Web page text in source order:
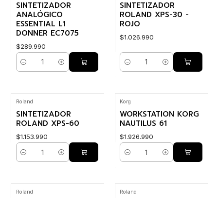
SINTETIZADOR
ANALÓGICO
ESSENTIAL L1
DONNER EC7075
$289.990
Cantidad
SINTETIZADOR
ROLAND XPS-30 -
ROJO
$1.026.990
Cantidad
Roland
SINTETIZADOR
ROLAND XPS-60
$1.153.990
Cantidad
Korg
WORKSTATION KORG
NAUTILUS 61
$1.926.990
Cantidad
Roland Roland